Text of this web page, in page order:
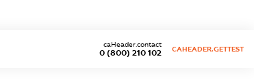
0 (800) 210 102
caHeader.contact
CAHEADER.GETTEST